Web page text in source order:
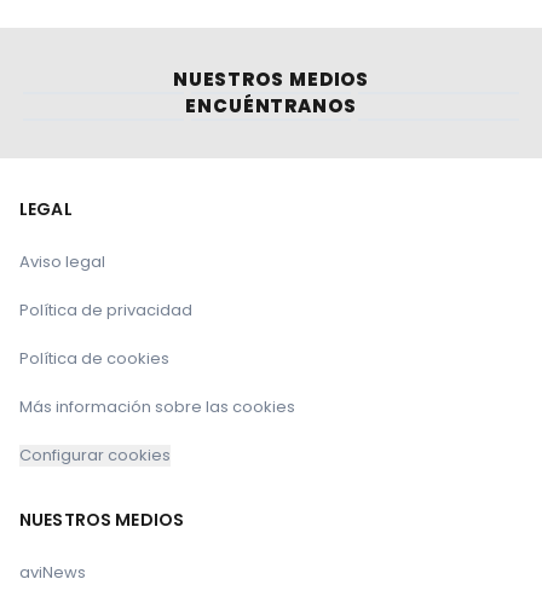
NUESTROS MEDIOS
ENCUÉNTRANOS
LEGAL
Aviso legal
Política de privacidad
Política de cookies
Más información sobre las cookies
Configurar cookies
NUESTROS MEDIOS
aviNews